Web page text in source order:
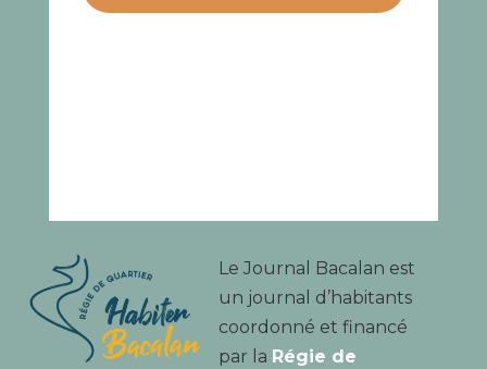
Le Journal Bacalan est
un journal d’habitants
coordonné et financé
par la Régie de